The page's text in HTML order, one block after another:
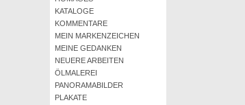
KATALOGE
KOMMENTARE
MEIN MARKENZEICHEN
MEINE GEDANKEN
NEUERE ARBEITEN
ÖLMALEREI
PANORAMABILDER
PLAKATE